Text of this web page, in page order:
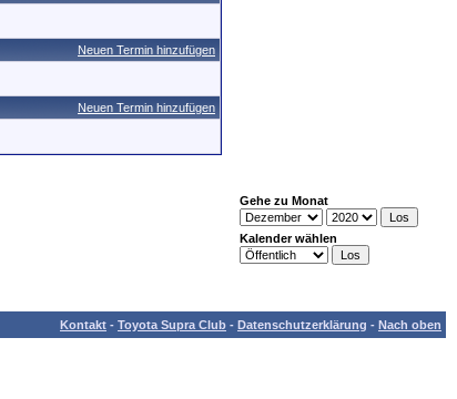
Neuen Termin hinzufügen
Neuen Termin hinzufügen
Gehe zu Monat
Kalender wählen
Kontakt - Toyota Supra Club - Datenschutzerklärung - Nach oben